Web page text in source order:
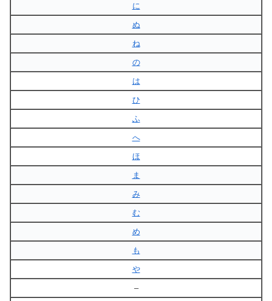
に
ぬ
ね
の
は
ひ
ふ
へ
ほ
ま
み
む
め
も
や
–